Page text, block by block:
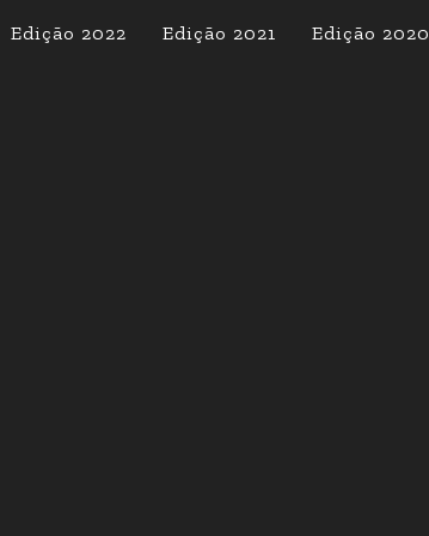
Edição 2022 Edição 2021 Edição 2020